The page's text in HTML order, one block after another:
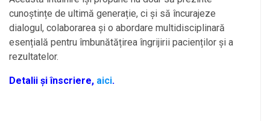
cunoștințe de ultimă generație, ci și să încurajeze
dialogul, colaborarea și o abordare multidisciplinară
esențială pentru îmbunătățirea îngrijirii pacienților și a
rezultatelor.
Detalii și înscriere, aici.